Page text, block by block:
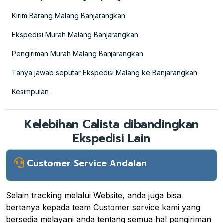
Kirim Barang Malang Banjarangkan
Ekspedisi Murah Malang Banjarangkan
Pengiriman Murah Malang Banjarangkan
Tanya jawab seputar Ekspedisi Malang ke Banjarangkan
Kesimpulan
Kelebihan Calista dibandingkan
Ekspedisi Lain
Customer Service Andalan
Selain tracking melalui Website, anda juga bisa
bertanya kepada team Customer service kami yang
bersedia melayani anda tentang semua hal pengiriman